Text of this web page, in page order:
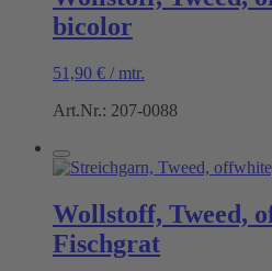
bicolor
51,90 € / mtr.
Art.Nr.: 207-0088
Wollstoff, Tweed,
Fischgrat